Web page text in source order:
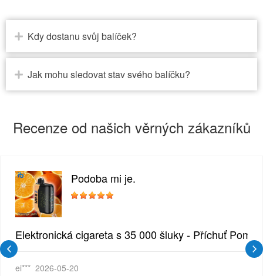
Kdy dostanu svůj balíček?
Jak mohu sledovat stav svého balíčku?
Recenze od našich věrných zákazníků
| Krémová sladká příchuť
Podoba mi je.
Elektronická cigareta s 35 000 šluky - Příchuť
ei*** 2026-05-20